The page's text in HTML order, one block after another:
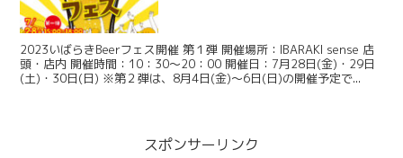
2023いばらきBeerフェス開催 第１弾 開催場所：IBARAKI sense 店
頭・店内 開催時間：10：30～20：00 開催日：7月28日(金)・29日
(土)・30日(日) ※第２弾は、8月4日(金)～6日(日)の開催予定で...
スポンサーリンク